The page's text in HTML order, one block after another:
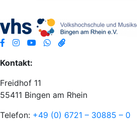
Kontakt:
Freidhof 11
55411 Bingen am Rhein
Telefon: +49 (0) 6721 – 30885 – 0